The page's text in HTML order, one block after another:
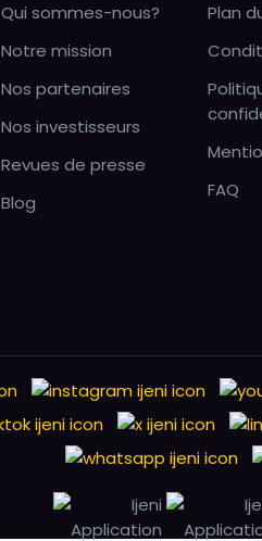
Qui sommes-nous?
Notre mission
Nos partenaires
Nos investisseurs
Revues de presse
Blog
Plan
FAQ